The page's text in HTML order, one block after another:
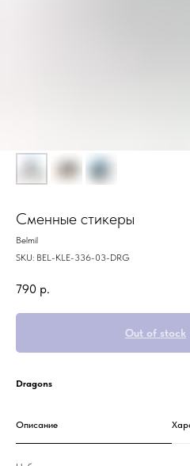
Сменные стикеры
Belmil
SKU: BEL-KLE-336-03-DRG
790 р.
Out of stock
Dragons
Описание